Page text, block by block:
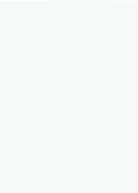
Comment
pour le